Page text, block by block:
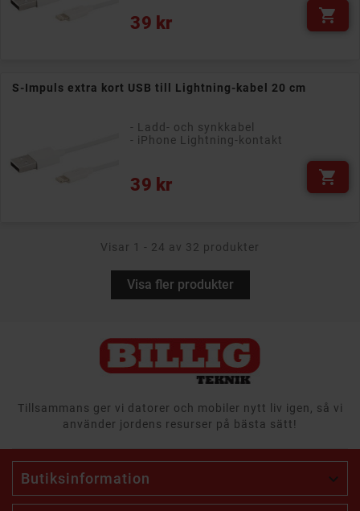
39 kr
Pris 
S-Impuls extra kort USB till Lightning-kabel 20 cm
- Ladd- och synkkabel
- iPhone Lightning-kontakt
39 kr
Pris 
Visar 1 - 24 av 32 produkter
Visa fler produkter
Tillsammans ger vi datorer och mobiler nytt liv igen, så vi
använder jordens resurser på bästa sätt!
Butiksinformation 